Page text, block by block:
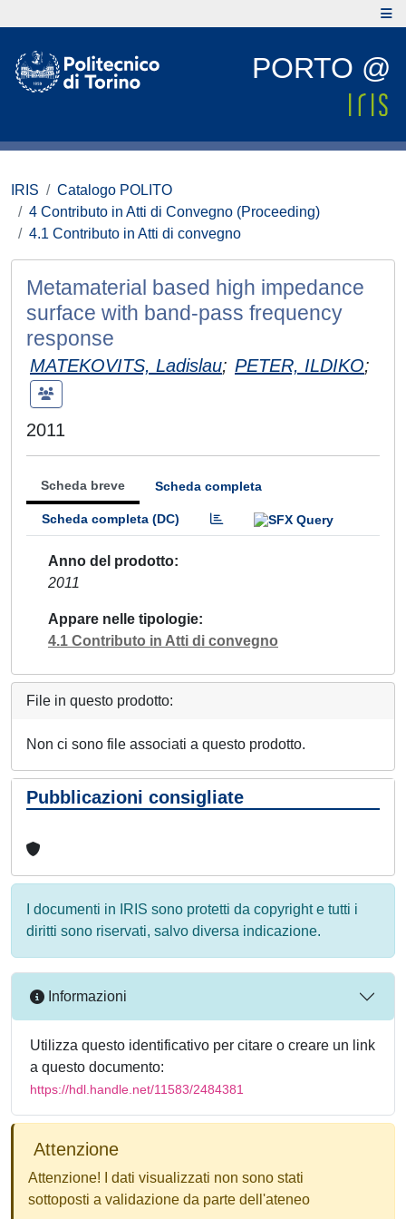
PORTO @
IRIS
Catalogo POLITO
4 Contributo in Atti di Convegno (Proceeding)
4.1 Contributo in Atti di convegno
Metamaterial based high impedance
surface with band-pass frequency
response
MATEKOVITS, Ladislau; PETER, ILDIKO;
2011
Scheda breve Scheda completa
Scheda completa (DC)
Anno del prodotto
2011
Appare nelle tipologie
4.1 Contributo in Atti di convegno
File in questo prodotto:
Non ci sono file associati a questo prodotto.
Pubblicazioni consigliate
I documenti in IRIS sono protetti da copyright e tutti i
diritti sono riservati, salvo diversa indicazione.
Informazioni
Utilizza questo identificativo per citare o creare un link
a questo documento:
https://hdl.handle.net/11583/2484381
Attenzione
Attenzione! I dati visualizzati non sono stati
sottoposti a validazione da parte dell'ateneo